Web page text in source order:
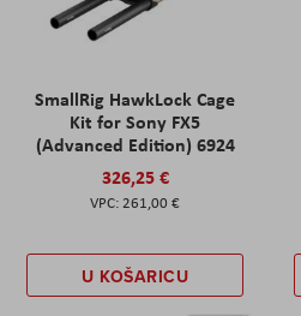
SmallRig HawkLock Cage
Kit for Sony FX5
(Advanced Edition) 6924
326,25 €
261,00 €
U KOŠARICU